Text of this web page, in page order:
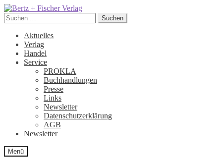
Zur
Navigation
springen
Zum
Inhalt
springen
Suchen
nach:
Suchen
Aktuelles
Verlag
Handel
Service
PROKLA
Buchhandlungen
Presse
Links
Newsletter
Datenschutzerklärung
AGB
Newsletter
Menü